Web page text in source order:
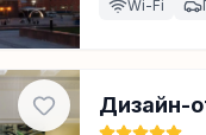
Wi-Fi
Дизайн-